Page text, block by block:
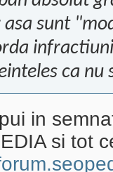
asa sunt
ca nu
in
si tot